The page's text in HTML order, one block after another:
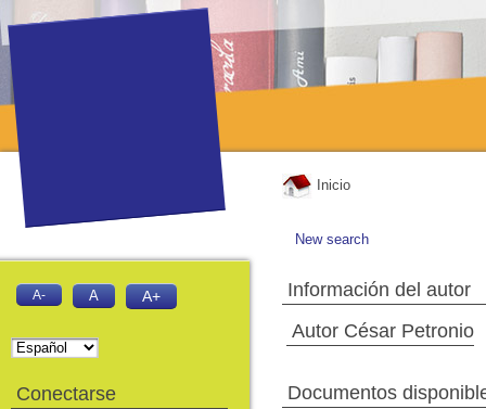
Inicio
New search
Información del autor
Autor César Petronio
Documentos
A- A A+
Conectarse